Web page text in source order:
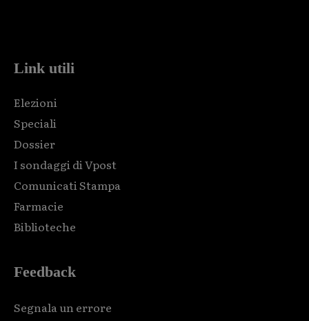
Link utili
Elezioni
Speciali
Dossier
I sondaggi di Vpost
Comunicati Stampa
Farmacie
Biblioteche
Feedback
Segnala un errore